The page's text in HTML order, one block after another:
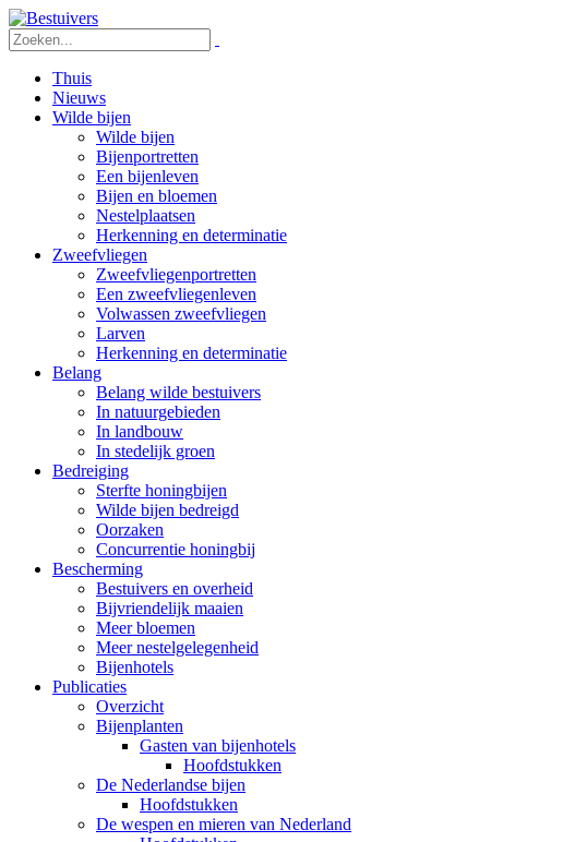
Thuis
Nieuws
Wilde bijen
Wilde bijen
Bijenportretten
Een bijenleven
Bijen en bloemen
Nestelplaatsen
Herkenning en determinatie
Zweefvliegen
Zweefvliegenportretten
Een zweefvliegenleven
Volwassen zweefvliegen
Larven
Herkenning en determinatie
Belang
Belang wilde bestuivers
In natuurgebieden
In landbouw
In stedelijk groen
Bedreiging
Sterfte honingbijen
Wilde bijen bedreigd
Oorzaken
Concurrentie honingbij
Bescherming
Bestuivers en overheid
Bijvriendelijk maaien
Meer bloemen
Meer nestelgelegenheid
Bijenhotels
Publicaties
Overzicht
Bijenplanten
Gasten van bijenhotels
Hoofdstukken
De Nederlandse bijen
Hoofdstukken
De wespen en mieren van Nederland